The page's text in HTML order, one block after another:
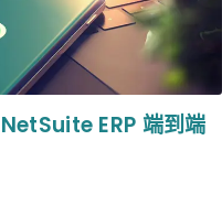
ERP 端到端